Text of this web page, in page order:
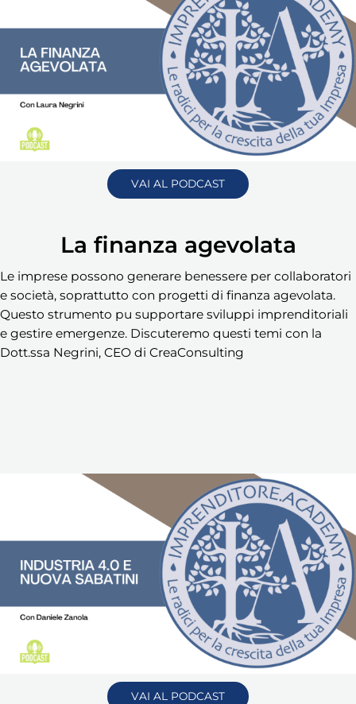
VAI AL PODCAST
La finanza agevolata
Le imprese possono generare benessere per collaboratori
e società, soprattutto con progetti di finanza agevolata.
Questo strumento pu supportare sviluppi imprenditoriali
e gestire emergenze. Discuteremo questi temi con la
Dott.ssa Negrini, CEO di CreaConsulting
VAI AL PODCAST